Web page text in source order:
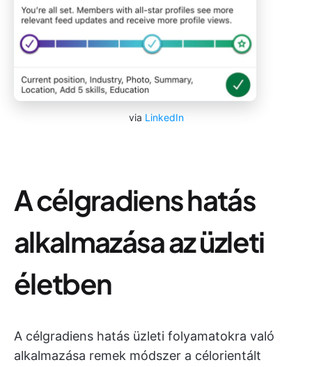
via LinkedIn
A célgradiens hatás
alkalmazása az üzleti
életben
A célgradiens hatás üzleti folyamatokra való
alkalmazása remek módszer a célorientált